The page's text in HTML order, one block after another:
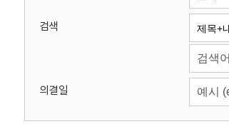
검색
의결일